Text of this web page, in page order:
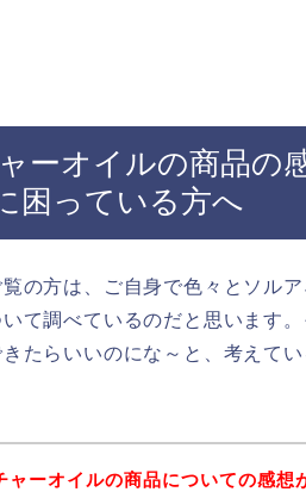
ーオイルの商品の
困っている方へ
の方は、ご自身で色々とソル
て調べているのだと思います
たらいいのにな～と、考えて
ャーオイルの商品についての感想